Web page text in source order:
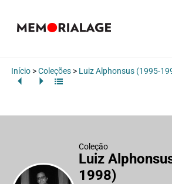
Início>Coleções> Luiz Alphonsus (1995-
Coleção
Luiz
1998)